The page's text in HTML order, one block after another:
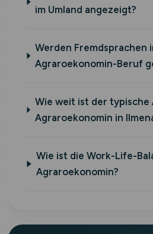
im Umland angezeigt?
Werden Fremdsprachen
Agraroekonomin-Beruf
Wie weit ist der typische
Agraroekonomin in
Wie ist die Work-Life-
Agraroekonomin?